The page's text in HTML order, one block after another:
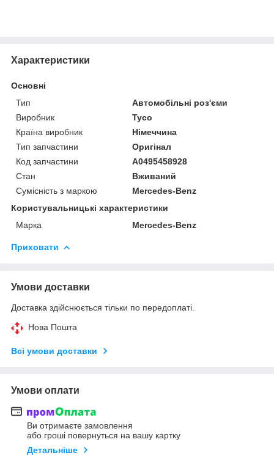
Характеристики
Основні
Тип
Автомобільні роз'єми
Виробник
Tyco
Країна виробник
Німеччина
Тип запчастини
Оригінал
Код запчастини
A0495458928
Стан
Вживаний
Сумісність з маркою
Mercedes-Benz
Користувальницькі характеристики
Марка
Mercedes-Benz
Приховати
Умови доставки
Доставка здійснюється тільки по передоплаті.
Нова Пошта
Всі умови доставки
Умови оплати
Ви отримаєте замовлення
або гроші повернуться на вашу картку
Детальніше